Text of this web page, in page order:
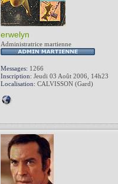
erwelyn
Administratrice martienne
Messages: 1266
Inscription: Jeudi 03 Août 2006, 14h23
Localisation: CALVISSON (Gard)